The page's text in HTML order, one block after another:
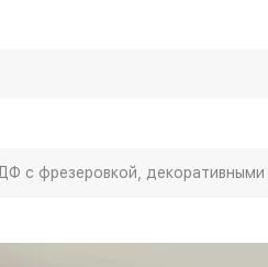
с фрезеровкой, декоративными